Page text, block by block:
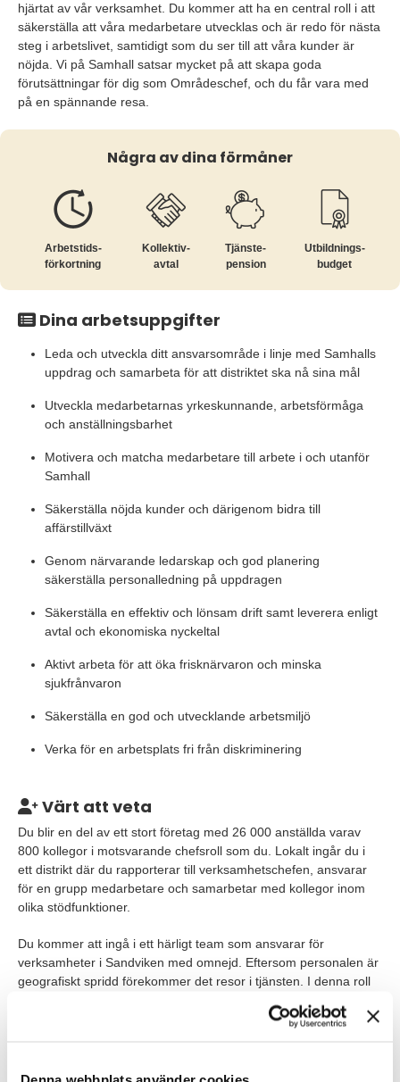
Denna webbplats använder cookies
hjärtat av vår verksamhet. Du kommer att ha en central roll i att
säkerställa att våra medarbetare utvecklas och är redo för nästa
steg i arbetslivet, samtidigt som du ser till att våra kunder är
nöjda. Vi på Samhall satsar mycket på att skapa goda
förutsättningar för dig som Områdeschef, och du får vara med
på en spännande resa.
Några av dina förmåner
Arbetstids­
förkortning
Kollektiv­
avtal
Tjänste­
pension
Utbildnings­
budget
Dina arbetsuppgifter
Leda och utveckla ditt ansvarsområde i linje med Samhalls
uppdrag och samarbeta för att distriktet ska nå sina mål
Utveckla medarbetarnas yrkeskunnande, arbetsförmåga
och anställningsbarhet
Motivera och matcha medarbetare till arbete i och utanför
Samhall
Säkerställa nöjda kunder och därigenom bidra till
affärstillväxt
Genom närvarande ledarskap och god planering
säkerställa personalledning på uppdragen
Säkerställa en effektiv och lönsam drift samt leverera enligt
avtal och ekonomiska nyckeltal
Aktivt arbeta för att öka frisknärvaron och minska
sjukfrånvaron
Säkerställa en god och utvecklande arbetsmiljö
Verka för en arbetsplats fri från diskriminering
Värt att veta
Du blir en del av ett stort företag med 26 000 anställda varav
800 kollegor i motsvarande chefsroll som du. Lokalt ingår du i
ett distrikt där du rapporterar till verksamhetschefen, ansvarar
för en grupp medarbetare och samarbetar med kollegor inom
olika stödfunktioner.
Du kommer att ingå i ett härligt team som ansvarar för
verksamheter i Sandviken med omnejd. Eftersom personalen är
geografiskt spridd förekommer det resor i tjänsten. I denna roll
Tjänsten innebär arbete